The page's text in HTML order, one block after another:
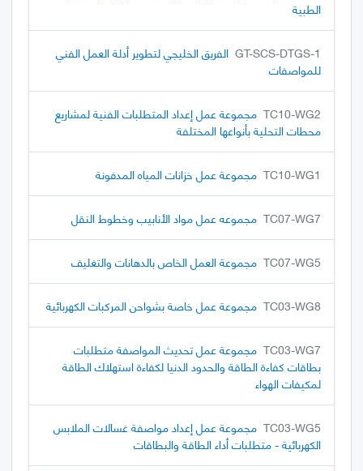
الطبية
GT-SCS-DTGS-1 الفريق الخليجي لتطوير أدلة العمل الفني
للمواصفات
TC10-WG2 مجموعة عمل إعداد المتطلبات الفنية لمشاريع
محطات التحلية بأنواعها المختلفة
TC10-WG1 مجموعة عمل خزانات المياه المدفونة
TC07-WG7 مجموعه عمل مواد الأنابيب وخطوط النقل
TC07-WG5 مجموعة العمل الخاص بالدهانات والتغليف
TC03-WG8 مجموعة عمل خاصة بشواحن المركبات الكهربائية
TC03-WG7 مجموعة عمل تحديث المواصفة متطلبات
بطاقات كفاءة الطاقة والحدود الدنيا لكفاءة استهلاك الطاقة
لمكيفات الهواء
TC03-WG5 مجموعة عمل إعداد مواصفة غسالات الملابس
الكهربائية - متطلبات أداء الطاقة والبطاقات